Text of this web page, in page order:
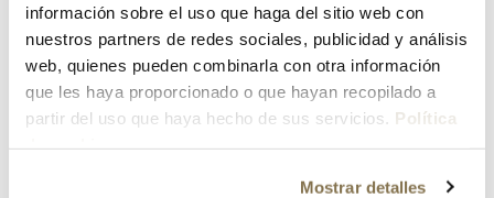
información sobre el uso que haga del sitio web con
nuestros partners de redes sociales, publicidad y análisis
web, quienes pueden combinarla con otra información
que les haya proporcionado o que hayan recopilado a
partir del uso que haya hecho de sus servicios. Política
Mostrar detalles
¿Has olvidado tu contraseña?